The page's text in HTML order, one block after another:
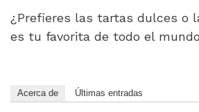
¿Prefieres las tartas dulces o
es tu favorita de todo el
Acerca de Últimas entradas